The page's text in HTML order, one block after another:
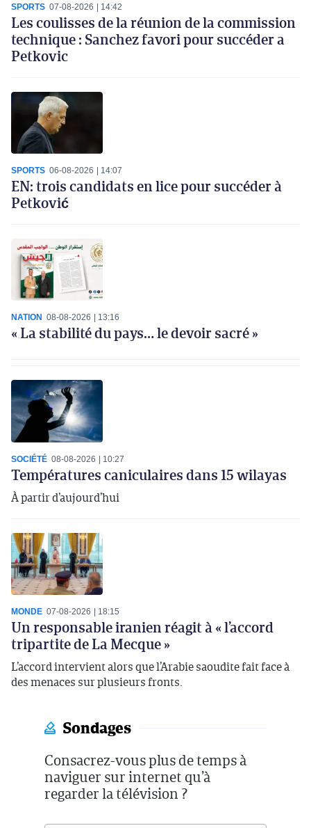
SPORTS 07-08-2026 14:42
Les coulisses de la réunion de la commission
technique : Sanchez favori pour succéder a
Petkovic
SPORTS 06-08-2026 14:07
EN: trois candidats en lice pour succéder à
Petković
NATION 08-08-2026 13:16
« La stabilité du pays… le devoir sacré »
SOCIÉTÉ 08-08-2026 10:27
Températures caniculaires dans 15 wilayas
À partir d’aujourd’hui
MONDE 07-08-2026 18:15
Un responsable iranien réagit à « l’accord
tripartite de La Mecque »
L’accord intervient alors que l’Arabie saoudite fait face à
des menaces sur plusieurs fronts.
Sondages
Consacrez-vous plus de temps à
naviguer sur internet qu’à
regarder la télévision ?